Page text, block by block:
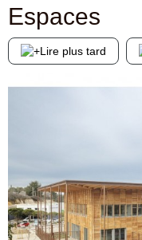
Espaces
Lire plus tard